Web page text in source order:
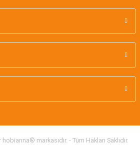
markasıdır. - Tüm Hakları Saklıdır.